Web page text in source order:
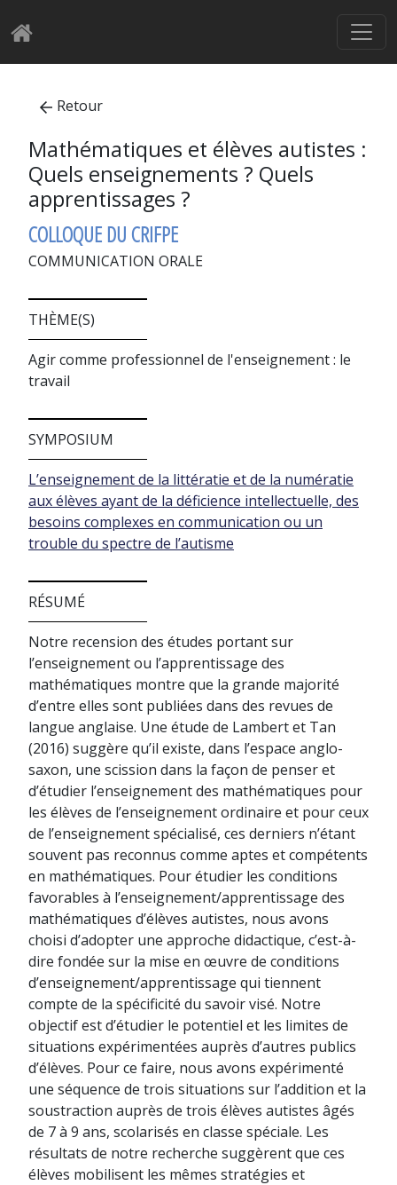
Retour
Mathématiques et élèves autistes :
Quels enseignements ? Quels
apprentissages ?
COLLOQUE DU CRIFPE
COMMUNICATION ORALE
THÈME(S)
Agir comme professionnel de l'enseignement : le
travail
SYMPOSIUM
L’enseignement de la littératie et de la numératie
aux élèves ayant de la déficience intellectuelle, des
besoins complexes en communication ou un
trouble du spectre de l’autisme
RÉSUMÉ
Notre recension des études portant sur
l’enseignement ou l’apprentissage des
mathématiques montre que la grande majorité
d’entre elles sont publiées dans des revues de
langue anglaise. Une étude de Lambert et Tan
(2016) suggère qu’il existe, dans l’espace anglo-
saxon, une scission dans la façon de penser et
d’étudier l’enseignement des mathématiques pour
les élèves de l’enseignement ordinaire et pour ceux
de l’enseignement spécialisé, ces derniers n’étant
souvent pas reconnus comme aptes et compétents
en mathématiques. Pour étudier les conditions
favorables à l’enseignement/apprentissage des
mathématiques d’élèves autistes, nous avons
choisi d’adopter une approche didactique, c’est-à-
dire fondée sur la mise en œuvre de conditions
d’enseignement/apprentissage qui tiennent
compte de la spécificité du savoir visé. Notre
objectif est d’étudier le potentiel et les limites de
situations expérimentées auprès d’autres publics
d’élèves. Pour ce faire, nous avons expérimenté
une séquence de trois situations sur l’addition et la
soustraction auprès de trois élèves autistes âgés
de 7 à 9 ans, scolarisés en classe spéciale. Les
résultats de notre recherche suggèrent que ces
élèves mobilisent les mêmes stratégies et